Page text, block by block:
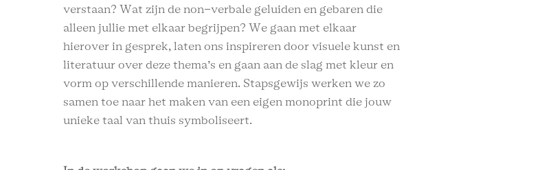
verstaan? Wat zijn de non-verbale geluiden en gebaren die
alleen jullie met elkaar begrijpen? We gaan met elkaar
hierover in gesprek, laten ons inspireren door visuele kunst en
literatuur over deze thema’s en gaan aan de slag met kleur en
vorm op verschillende manieren. Stapsgewijs werken we zo
samen toe naar het maken van een eigen monoprint die jouw
unieke taal van thuis symboliseert.